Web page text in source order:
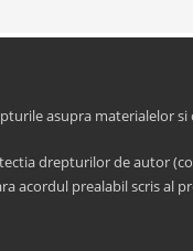
asupra materialelor
drepturilor de autor
acordul prealabil scris al